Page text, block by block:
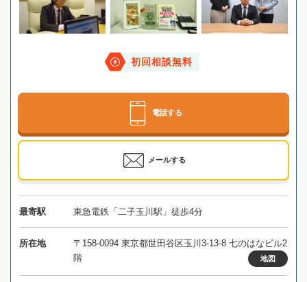
初回相談無料
電話する
メールする
最寄駅 東急電鉄「二子玉川駅」徒歩4分
所在地
〒158-0094 東京都世田谷区玉川3-13-8 七のはなビル2
階
地図